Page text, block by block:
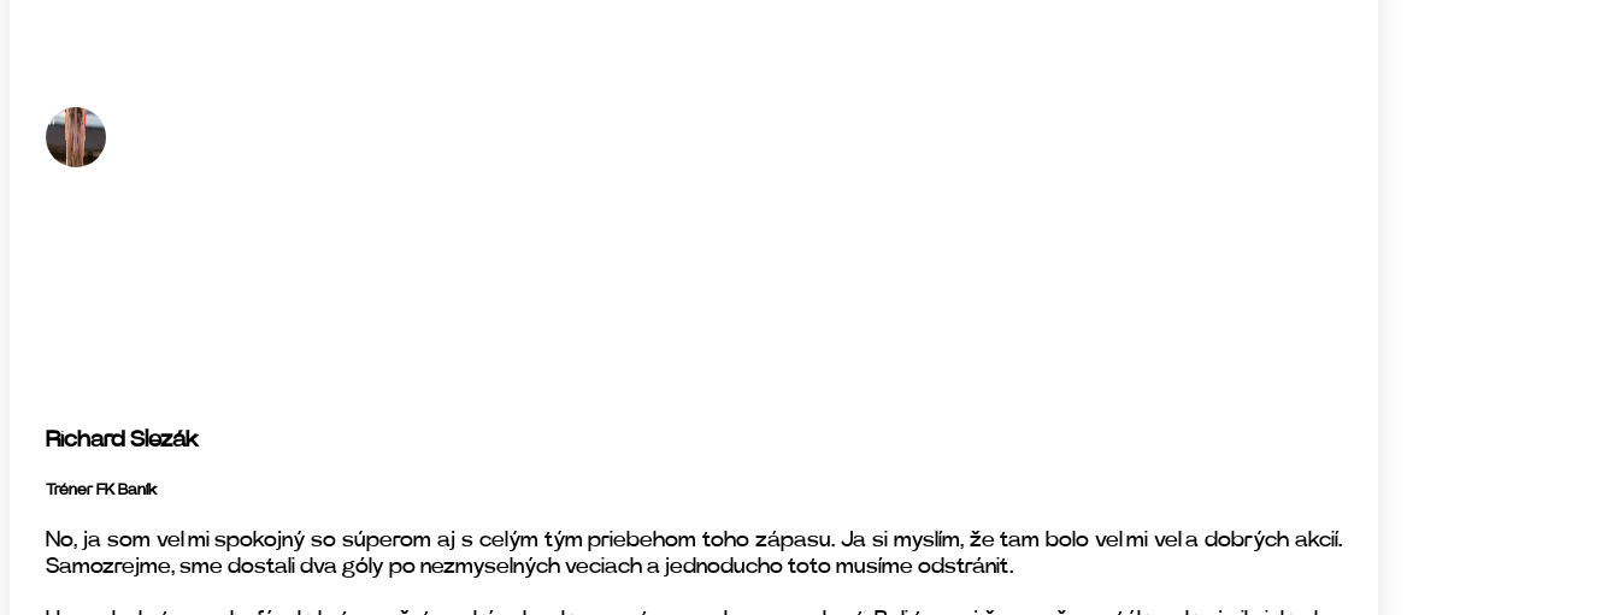
Richard Slezák
Tréner FK Baník
No, ja som veľmi spokojný so súperom aj s celým tým priebehom toho zápasu. Ja si myslím, že tam bolo veľmi veľa dobrých akcií.
Samozrejme, sme dostali dva góly po nezmyselných veciach a jednoducho toto musíme odstrániť.